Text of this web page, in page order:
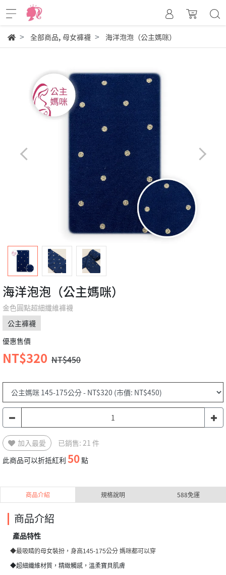
全部商品, 母女褲襪 海洋泡泡（公主媽咪）
海洋泡泡（公主媽咪）
金色圓點超細纖維褲襪
公主褲襪
優惠售價
NT$320 NT$450
加入最愛
已銷售: 21 件
此商品可以折抵紅利 50點
商品介紹 規格說明 588免運
商品介紹
產品特性
◆最吸睛的母女裝扮，身高145-175公分 媽咪都可以穿
◆超細纖維材質，精緻觸感，溫柔寶貝肌膚